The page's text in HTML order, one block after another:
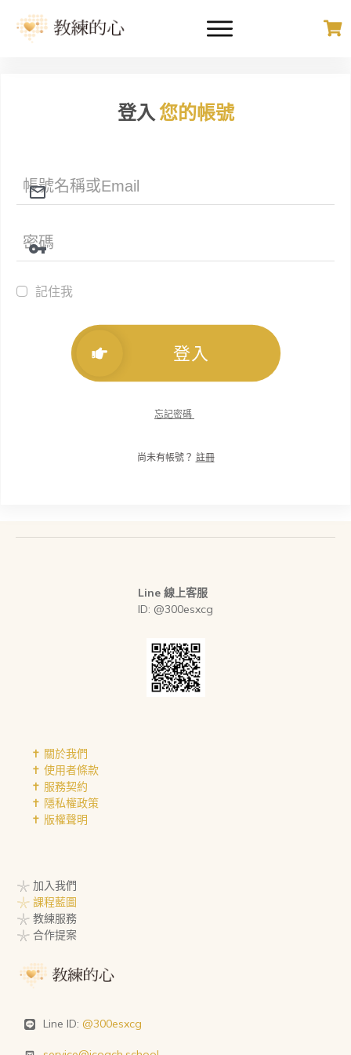
登入您的帳號
記住我
登入
忘記密碼
尚未有帳號？ 註冊
Line 線上客服
ID: @300esxcg
✝︎ 關於我們
✝︎ 使用者條款
✝︎ 服務契約
✝︎ 隱私權政策
✝︎ 版權聲明
𓇼 加入我們
𓇼 課程藍圖
𓇼 教練服務
𓇼 合作提案
Line ID: @300esxcg